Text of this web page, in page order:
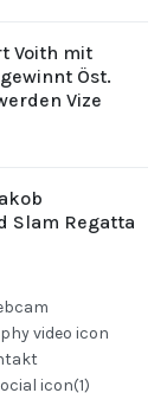
Voith mit
Öst.
Vize
Slam Regatta